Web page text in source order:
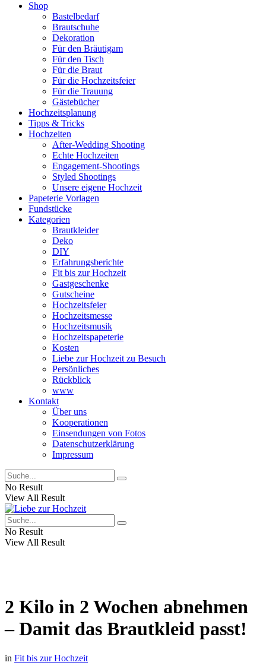
Shop
Bastelbedarf
Brautschuhe
Dekoration
Für den Bräutigam
Für den Tisch
Für die Braut
Für die Hochzeitsfeier
Für die Trauung
Gästebücher
Hochzeitsplanung
Tipps & Tricks
Hochzeiten
After-Wedding Shooting
Echte Hochzeiten
Engagement-Shootings
Styled Shootings
Unsere eigene Hochzeit
Papeterie Vorlagen
Fundstücke
Kategorien
Brautkleider
Deko
DIY
Erfahrungsberichte
Fit bis zur Hochzeit
Gastgeschenke
Gutscheine
Hochzeitsfeier
Hochzeitsmesse
Hochzeitsmusik
Hochzeitspapeterie
Kosten
Liebe zur Hochzeit zu Besuch
Persönliches
Rückblick
www
Kontakt
Über uns
Kooperationen
Einsendungen von Fotos
Datenschutzerklärung
Impressum
No Result
View All Result
No Result
View All Result
2 Kilo in 2 Wochen abnehmen
– Damit das Brautkleid passt!
in Fit bis zur Hochzeit